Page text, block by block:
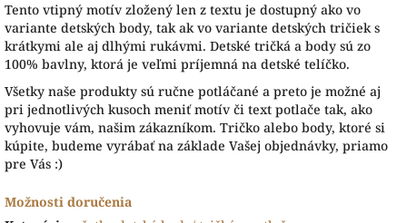
Tento vtipný motív zložený len z textu je dostupný ako vo
variante detských body, tak ak vo variante detských tričiek s
krátkymi ale aj dlhými rukávmi. Detské tričká a body sú zo
100% bavlny, ktorá je veľmi príjemná na detské telíčko.
Všetky naše produkty sú ručne potláčané a preto je možné aj
pri jednotlivých kusoch meniť motív či text potlače tak, ako
vyhovuje vám, našim zákazníkom. Tričko alebo body, ktoré si
kúpite, budeme vyrábať na základe Vašej objednávky, priamo
pre Vás :)
Možnosti doručenia